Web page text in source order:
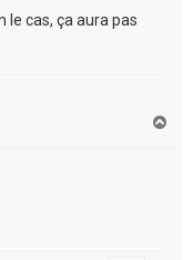
le cas, ça aura pas